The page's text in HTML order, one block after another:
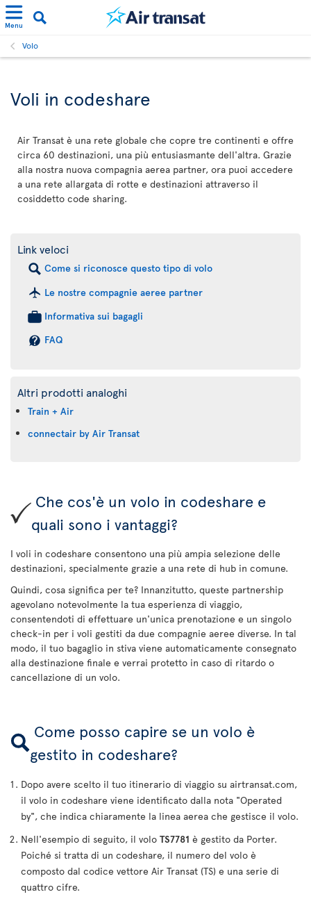
Menu
Volo
Voli in codeshare
Air Transat è una rete globale che copre tre continenti e offre
circa 60 destinazioni, una più entusiasmante dell'altra. Grazie
alla nostra nuova compagnia aerea partner, ora puoi accedere
a una rete allargata di rotte e destinazioni attraverso il
cosiddetto code sharing.
Link veloci
Come si riconosce questo tipo di volo
Le nostre compagnie aeree partner
Informativa sui bagagli
FAQ
Altri prodotti analoghi
Train + Air
connectair by Air Transat
Che cos'è un volo in codeshare e
quali sono i vantaggi?
I voli in codeshare consentono una più ampia selezione delle
destinazioni, specialmente grazie a una rete di hub in comune.
Quindi, cosa significa per te? Innanzitutto, queste partnership
agevolano notevolmente la tua esperienza di viaggio,
consentendoti di effettuare un'unica prenotazione e un singolo
check-in per i voli gestiti da due compagnie aeree diverse. In tal
modo, il tuo bagaglio in stiva viene automaticamente consegnato
alla destinazione finale e verrai protetto in caso di ritardo o
cancellazione di un volo.
Come posso capire se un volo è
gestito in codeshare?
Dopo avere scelto il tuo itinerario di viaggio su airtransat.com,
il volo in codeshare viene identificato dalla nota "Operated
by", che indica chiaramente la linea aerea che gestisce il volo.
Nell'esempio di seguito, il volo TS7781 è gestito da Porter.
Poiché si tratta di un codeshare, il numero del volo è
composto dal codice vettore Air Transat (TS) e una serie di
quattro cifre.